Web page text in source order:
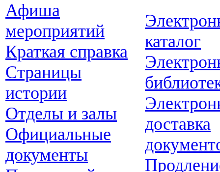
Афиша
мероприятий
Краткая справка
Страницы
истории
Отделы и залы
Официальные
документы
каталог
доставка